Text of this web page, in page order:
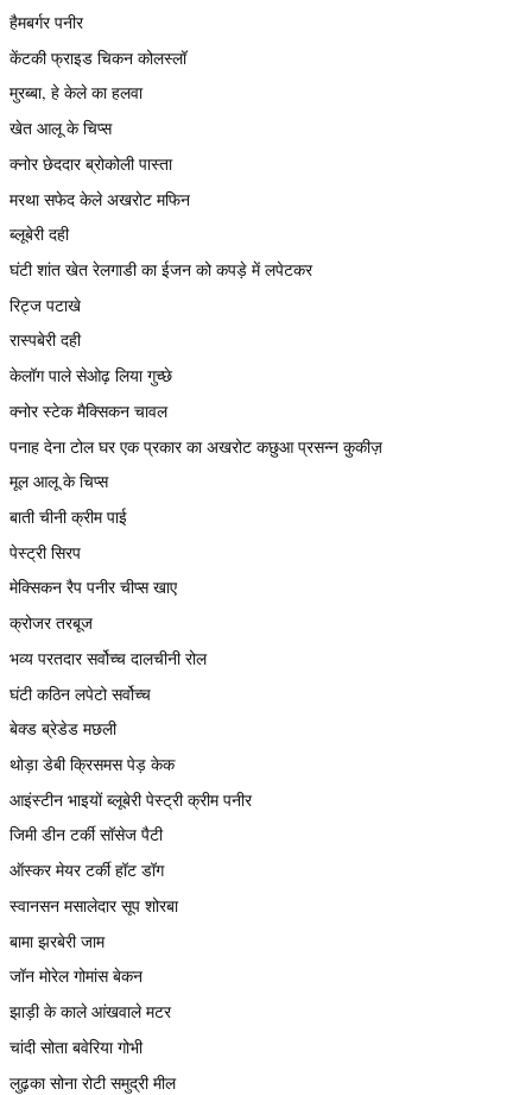
हैमबर्गर पनीर
केंटकी फ्राइड चिकन कोलस्लॉ
मुरब्बा, हे केले का हलवा
खेत आलू के चिप्स
क्नोर छेददार ब्रोकोली पास्ता
मरथा सफेद केले अखरोट मफिन
ब्लूबेरी दही
घंटी शांत खेत रेलगाडी का ईजन को कपड़े में लपेटकर
रिट्ज पटाखे
रास्पबेरी दही
केलॉग पाले सेओढ़ लिया गुच्छे
क्नोर स्टेक मैक्सिकन चावल
पनाह देना टोल घर एक प्रकार का अखरोट कछुआ प्रसन्न कुकीज़
मूल आलू के चिप्स
बाती चीनी क्रीम पाई
पेस्ट्री सिरप
मेक्सिकन रैप पनीर चीप्स खाए
क्रोजर तरबूज
भव्य परतदार सर्वोच्च दालचीनी रोल
घंटी कठिन लपेटो सर्वोच्च
बेक्ड ब्रेडेड मछली
थोड़ा डेबी क्रिसमस पेड़ केक
आइंस्टीन भाइयों ब्लूबेरी पेस्ट्री क्रीम पनीर
जिमी डीन टर्की सॉसेज पैटी
ऑस्कर मेयर टर्की हॉट डॉग
स्वानसन मसालेदार सूप शोरबा
बामा झरबेरी जाम
जॉन मोरेल गोमांस बेकन
झाड़ी के काले आंखवाले मटर
चांदी सोता बवेरिया गोभी
लुढ़का सोना रोटी समुद्री मील